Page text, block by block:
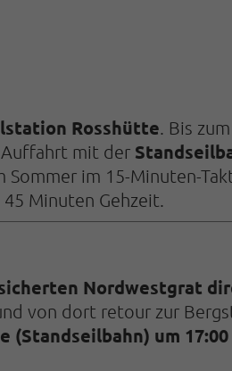
Rosshütte . Bis
mit der
Sommer im 15-Minuten-
Minuten Gehzeit.
Nordwestgrat
von dort retour zur
(Standseilbahn) um 17:00